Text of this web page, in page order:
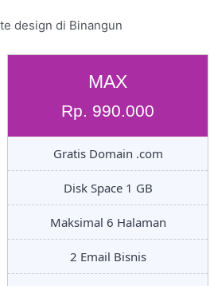
design di Binangun
MAX
Rp. 990.000
Gratis Domain .com
Disk Space 1 GB
Maksimal 6 Halaman
2 Email Bisnis